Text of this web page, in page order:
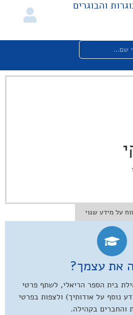
והבוגרים
על מידע שגוי
את עצמך?
בית הספר הריאלי, לשתף פרטי
נוסף על אודותיך) ולצפות בפרטי
והחברים בקהילה.